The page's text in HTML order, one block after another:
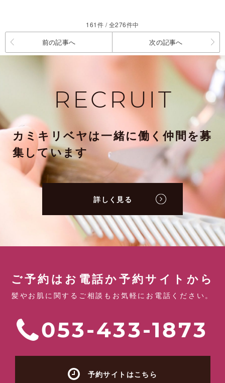
161件 / 全276件中
前の記事へ 次の記事へ
RECRUIT
カミキリベヤは一緒に働く仲間を募
集しています
詳しく見る
ご予約はお電話か予約サイトから
髪やお肌に関するご相談もお気軽にお電話ください。
053-433-1873
予約サイトはこちら